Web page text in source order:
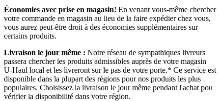
Économies avec prise en magasin! En venant vous-même chercher
votre commande en magasin au lieu de la faire expédier chez vous,
vous aurez peut-être droit à des économies supplémentaires sur
certains produits.
Livraison le jour même : Notre réseau de sympathiques livreurs
passera chercher les produits admissibles auprès de votre magasin
U-Haul local et les livreront sur le pas de votre porte.* Ce service est
disponible dans la plupart des régions pour nos produits les plus
populaires. Choisissez la livraison le jour même pendant l'achat pou
vérifier la disponibilité dans votre région.